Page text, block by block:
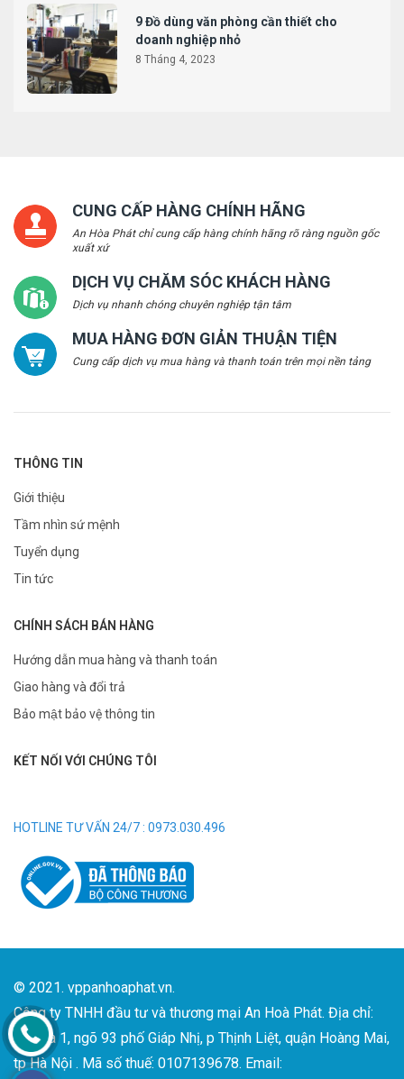
9 Đồ dùng văn phòng cần thiết cho
doanh nghiệp nhỏ
8 Tháng 4, 2023
CUNG CẤP HÀNG CHÍNH HÃNG
An Hòa Phát chỉ cung cấp hàng chính hãng rõ ràng nguồn gốc
xuất xứ
DỊCH VỤ CHĂM SÓC KHÁCH HÀNG
Dịch vụ nhanh chóng chuyên nghiệp tận tâm
MUA HÀNG ĐƠN GIẢN THUẬN TIỆN
Cung cấp dịch vụ mua hàng và thanh toán trên mọi nền tảng
THÔNG TIN
Giới thiệu
Tầm nhìn sứ mệnh
Tuyển dụng
Tin tức
CHÍNH SÁCH BÁN HÀNG
Hướng dẫn mua hàng và thanh toán
Giao hàng và đổi trả
Bảo mật bảo vệ thông tin
KẾT NỐI VỚI CHÚNG TÔI
HOTLINE TƯ VẤN 24/7 : 0973.030.496
© 2021. vppanhoaphat.vn.
Công ty TNHH đầu tư và thương mại An Hoà Phát. Địa chỉ:
Số nhà 1, ngõ 93 phố Giáp Nhị, p Thịnh Liệt, quận Hoàng Mai,
tp Hà Nội . Mã số thuế: 0107139678. Email: